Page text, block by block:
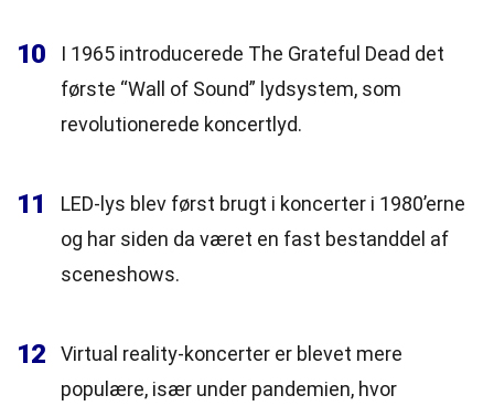
10
I 1965 introducerede The Grateful Dead det
første “Wall of Sound” lydsystem, som
revolutionerede koncertlyd.
11
LED-lys blev først brugt i koncerter i 1980’erne
og har siden da været en fast bestanddel af
sceneshows.
12
Virtual reality-koncerter er blevet mere
populære, især under pandemien, hvor